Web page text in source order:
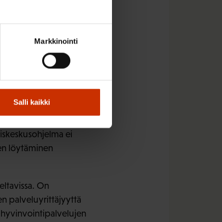
Markkinointi
Salli kaikki
ja
ja
esitetyistä
ei
löytäminen
On
palveluyrittäjyyttä
hyvinvointipalvelujen